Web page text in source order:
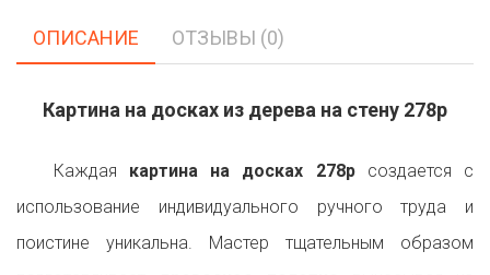
ОПИСАНИЕ ОТЗЫВЫ (0)
Картина на досках из дерева на стену 278p
Каждая картина на досках 278pсоздается с
использование индивидуального ручного труда и
поистине уникальна. Мастер тщательным образом